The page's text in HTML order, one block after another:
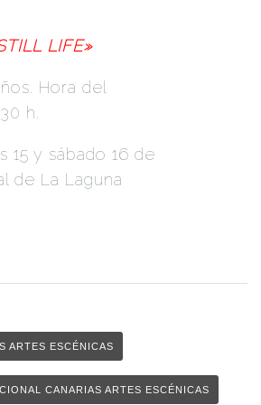
LIFE»
Hora del
h.
15 y sábado 16 de
de La Laguna
ARTES ESCÉNICAS
CANARIAS ARTES ESCÉNICAS